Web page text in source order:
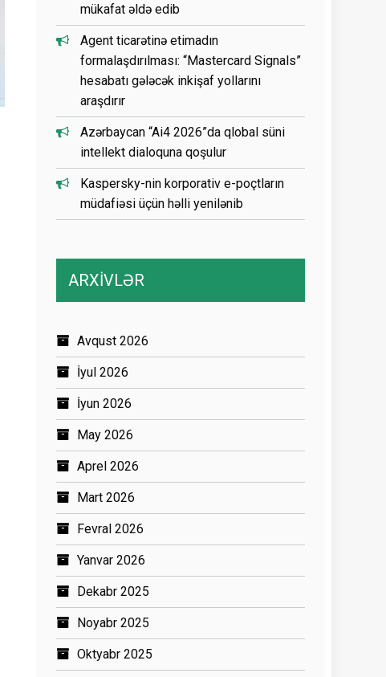
mükafat əldə edib
Agent ticarətinə etimadın
formalaşdırılması: “Mastercard Signals”
hesabatı gələcək inkişaf yollarını
araşdırır
Azərbaycan “Ai4 2026”da qlobal süni
intellekt dialoquna qoşulur
Kaspersky-nin korporativ e-poçtların
müdafiəsi üçün həlli yenilənib
ARXİVLƏR
Avqust 2026
İyul 2026
İyun 2026
May 2026
Aprel 2026
Mart 2026
Fevral 2026
Yanvar 2026
Dekabr 2025
Noyabr 2025
Oktyabr 2025